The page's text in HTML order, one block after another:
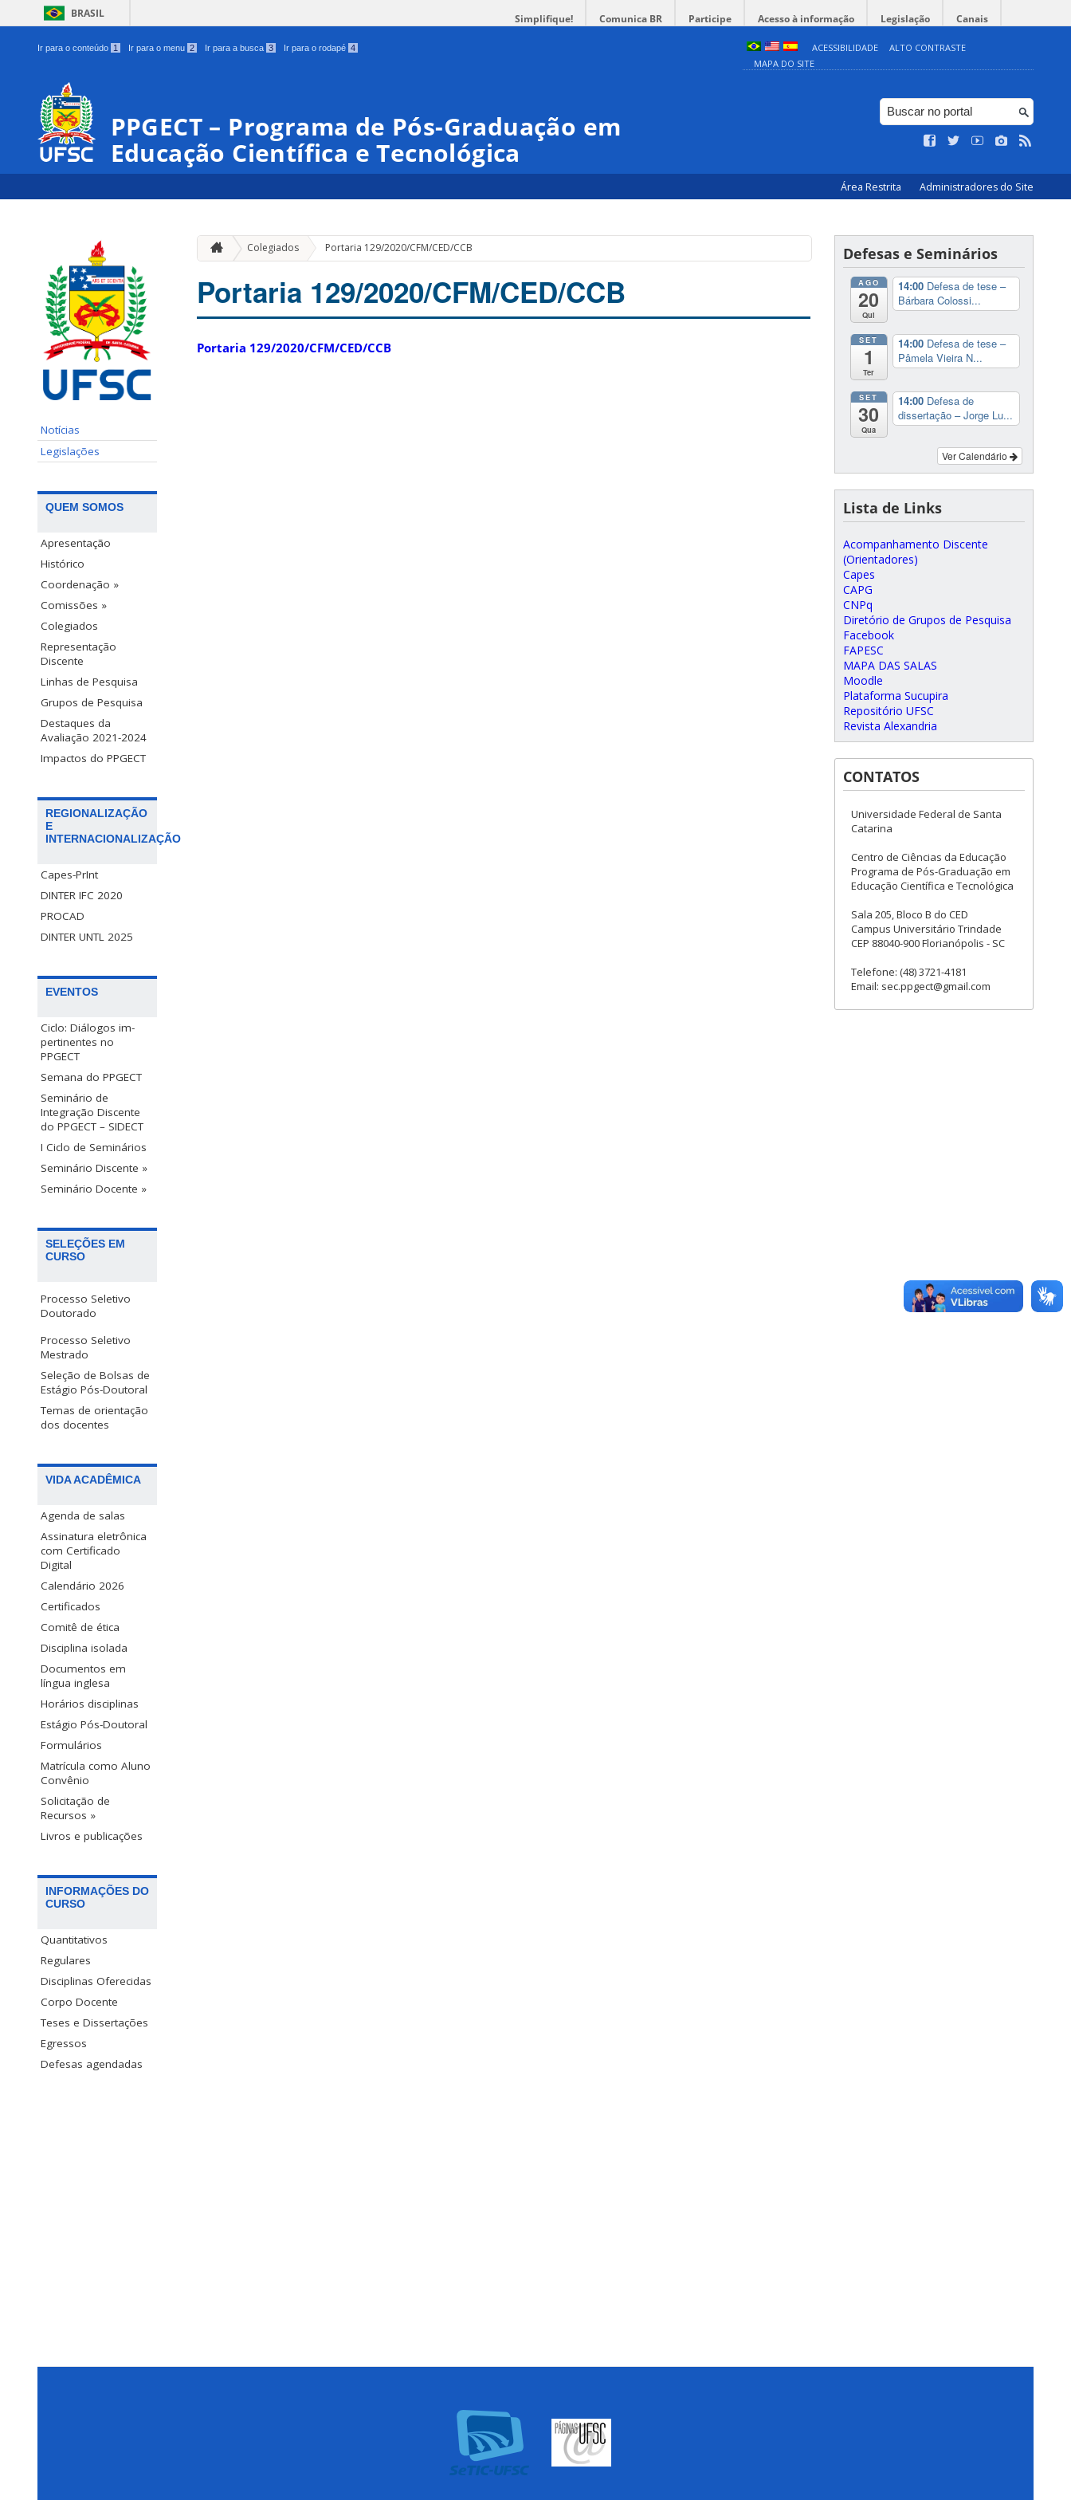
BRASIL Simplifique! Comunica BR Participe Acesso à informação Legislação Canais
Ir para o conteúdo 1 Ir para o menu 2 Ir para a busca 3 Ir para o rodapé 4 ACESSIBILIDADE
ALTO CONTRASTE
MAPA DO SITE
PPGECT – Programa de Pós-Graduação em
Educação Científica e Tecnológica
Área Restrita Administradores do Site
Notícias
Legislações
QUEM SOMOS
Apresentação
Histórico
Coordenação »
Comissões »
Colegiados
Representação
Discente
Linhas de Pesquisa
Grupos de Pesquisa
Destaques da
Avaliação 2021-2024
Impactos do PPGECT
REGIONALIZAÇÃO
E
INTERNACIONALIZAÇÃO
Capes-PrInt
DINTER IFC 2020
PROCAD
DINTER UNTL 2025
EVENTOS
Ciclo: Diálogos im-
pertinentes no
PPGECT
Semana do PPGECT
Seminário de
Integração Discente
do PPGECT – SIDECT
I Ciclo de Seminários
Seminário Discente »
Seminário Docente »
SELEÇÕES EM
CURSO
Processo Seletivo
Doutorado
Processo Seletivo
Mestrado
Seleção de Bolsas de
Estágio Pós-Doutoral
Temas de orientação
dos docentes
VIDA ACADÊMICA
Agenda de salas
Assinatura eletrônica
com Certificado
Digital
Calendário 2026
Certificados
Comitê de ética
Disciplina isolada
Documentos em
língua inglesa
Horários disciplinas
Estágio Pós-Doutoral
Formulários
Matrícula como Aluno
Convênio
Solicitação de
Recursos »
Livros e publicações
INFORMAÇÕES DO
CURSO
Quantitativos
Regulares
Disciplinas Oferecidas
Corpo Docente
Teses e Dissertações
Egressos
Defesas agendadas
Colegiados Portaria 129/2020/CFM/CED/CCB
Portaria 129/2020/CFM/CED/CCB
Portaria 129/2020/CFM/CED/CCB
Defesas e Seminários
AGO
20
Qui
14:00 Defesa de tese –
Bárbara Colossi...
SET
1
Ter
14:00 Defesa de tese –
Pâmela Vieira N...
SET
30
Qua
14:00 Defesa de
dissertação – Jorge Lu...
Ver Calendário
Lista de Links
Acompanhamento Discente
(Orientadores)
Capes
CAPG
CNPq
Diretório de Grupos de Pesquisa
Facebook
FAPESC
MAPA DAS SALAS
Moodle
Plataforma Sucupira
Repositório UFSC
Revista Alexandria
CONTATOS
Universidade Federal de Santa
Catarina
Centro de Ciências da Educação
Programa de Pós-Graduação em
Educação Científica e Tecnológica
Sala 205, Bloco B do CED
Campus Universitário Trindade
CEP 88040-900 Florianópolis - SC
Telefone: (48) 3721-4181
Email: sec.ppgect@gmail.com